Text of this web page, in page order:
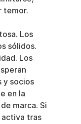
temor.
Los
sólidos.
Los
y socios
en la
marca. Si
activa tras